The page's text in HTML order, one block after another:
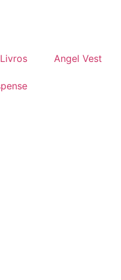
Angel Vest